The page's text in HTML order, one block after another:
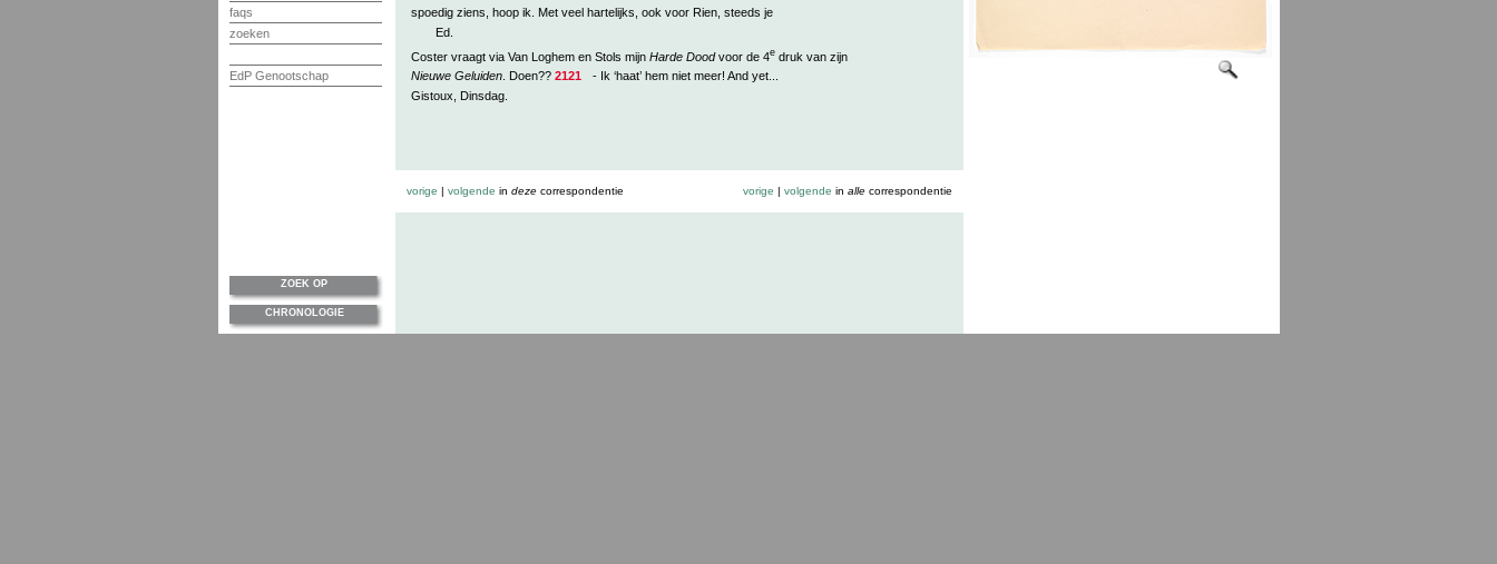
faqs
zoeken
EdP Genootschap
spoedig ziens, hoop ik. Met veel hartelijks, ook voor Rien, steeds je
Ed.
Coster vraagt via Van Loghem en Stols mijn Harde Doodvoor de 4edruk van zijn
Nieuwe Geluiden. Doen?? 2121
- Ik ‘haat’ hem niet meer! And yet...
Gistoux, Dinsdag.
vorige | volgende in dezecorrespondentie vorige | volgende in allecorrespondentie
ZOEK OP
CHRONOLOGIE